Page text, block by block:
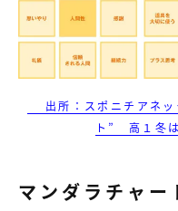
出所：スポニチアネ
ト” 高１冬
マンダラチャー